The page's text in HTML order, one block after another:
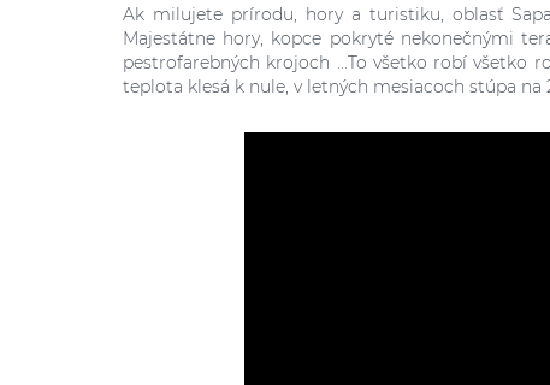
Ak milujete prírodu, hory a turistiku, oblasť
Majestátne hory, kopce pokryté nekonečnými
pestrofarebných krojoch ...To všetko robí všetko
teplota klesá k nule, v letných mesiacoch stúpa na